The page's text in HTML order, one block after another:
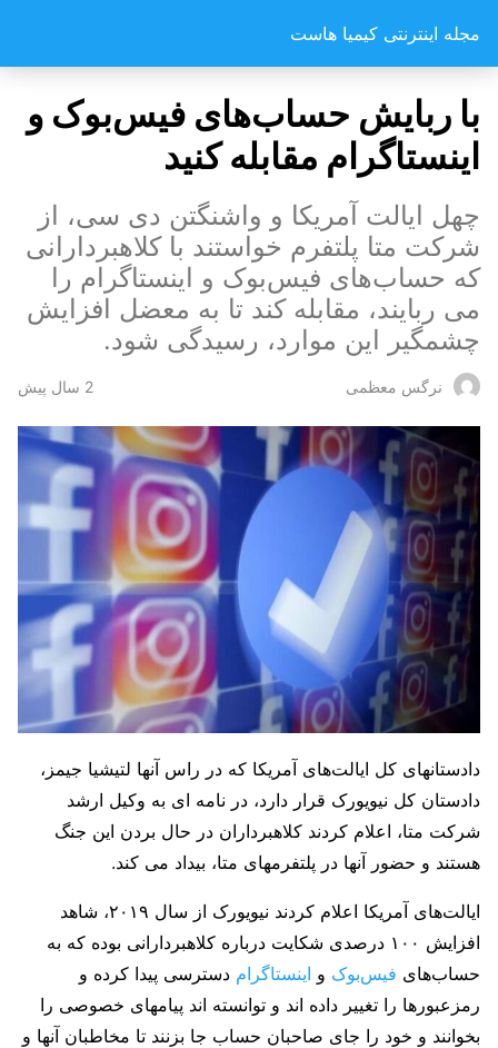
مجله اینترنتی کیمیا هاست
با ربایش حساب‌های فیس‌بوک و
اینستاگرام مقابله کنید
چهل ایالت آمریکا و واشنگتن دی سی، از
شرکت متا پلتفرم خواستند با کلاهبردارانی
که حساب‌های فیس‌بوک و اینستاگرام را
می ربایند، مقابله کند تا به معضل افزایش
چشمگیر این موارد، رسیدگی شود.
نرگس معظمی 2 سال پیش
دادستانهای کل ایالت‌های آمریکا که در راس آنها لتیشیا جیمز،
دادستان کل نیویورک قرار دارد، در نامه ای به وکیل ارشد
شرکت متا، اعلام کردند کلاهبرداران در حال بردن این جنگ
هستند و حضور آنها در پلتفرمهای متا، بیداد می کند.
ایالت‌های آمریکا اعلام کردند نیویورک از سال ۲۰۱۹، شاهد
افزایش ۱۰۰ درصدی شکایت درباره کلاهبردارانی بوده که به
حساب‌های فیس‌بوک و اینستاگرام دسترسی پیدا کرده و
رمزعبورها را تغییر داده اند و توانسته اند پیامهای خصوصی را
بخوانند و خود را جای صاحبان حساب جا بزنند تا مخاطبان آنها و